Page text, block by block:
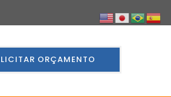
ORÇAMENTO